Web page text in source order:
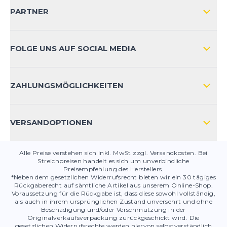
KONTAKT
PRODUKTSICHERHEIT
PARTNER
FOLGE UNS AUF SOCIAL MEDIA
ZAHLUNGSMÖGLICHKEITEN
VERSANDOPTIONEN
Alle Preise verstehen sich inkl. MwSt zzgl. Versandkosten. Bei
Streichpreisen handelt es sich um unverbindliche
Preisempfehlung des Herstellers.
*Neben dem gesetzlichen Widerrufsrecht bieten wir ein 30 tägiges
Rückgaberecht auf sämtliche Artikel aus unserem Online-Shop.
Voraussetzung für die Rückgabe ist, dass diese sowohl vollständig,
als auch in ihrem ursprünglichen Zustand unversehrt und ohne
Beschädigung und/oder Verschmutzung in der
Originalverkaufsverpackung zurückgeschickt wird. Die